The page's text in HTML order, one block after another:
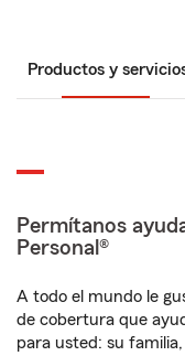
Productos y
Permítanos
Personal®
A todo el mundo le
de cobertura que
para usted: su